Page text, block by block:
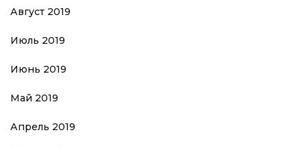
Август 2019
Июль 2019
Июнь 2019
Май 2019
Апрель 2019